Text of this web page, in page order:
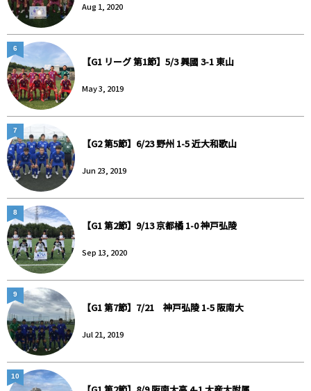
Aug 1, 2020
【G1 リーグ 第1節】5/3 興國 3-1 東山
May 3, 2019
6
【G2 第5節】6/23 野州 1-5 近大和歌山
Jun 23, 2019
7
【G1 第2節】9/13 京都橘 1-0 神戸弘陵
Sep 13, 2020
8
【G1 第7節】7/21 神戸弘陵 1-5 阪南大
Jul 21, 2019
9
10